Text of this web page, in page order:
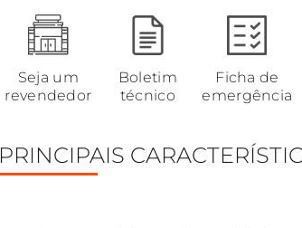
Seja um
revendedor
Boletim
técnico
Ficha de
emergência
PRINCIPAIS